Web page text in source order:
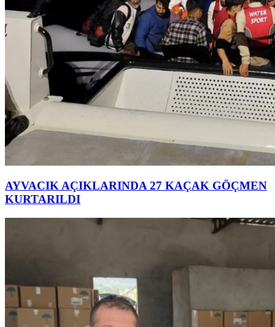
AYVACIK AÇIKLARINDA 27 KAÇAK GÖÇMEN
KURTARILDI